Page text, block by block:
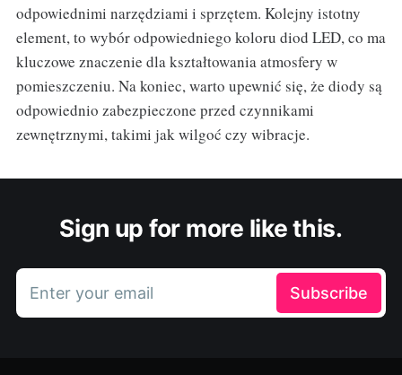
odpowiednimi narzędziami i sprzętem. Kolejny istotny
element, to wybór odpowiedniego koloru diod LED, co ma
kluczowe znaczenie dla kształtowania atmosfery w
pomieszczeniu. Na koniec, warto upewnić się, że diody są
odpowiednio zabezpieczone przed czynnikami
zewnętrznymi, takimi jak wilgoć czy wibracje.
Sign up for more like this.
Enter your email Subscribe